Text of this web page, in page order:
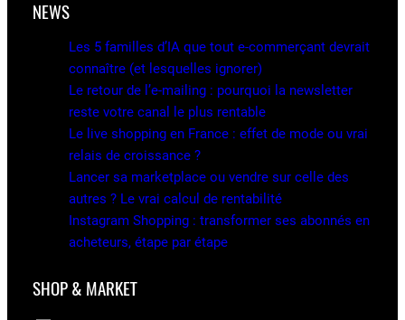
NEWS
Les 5 familles d’IA que tout e-commerçant devrait
connaître (et lesquelles ignorer)
Le retour de l’e-mailing : pourquoi la newsletter
reste votre canal le plus rentable
Le live shopping en France : effet de mode ou vrai
relais de croissance ?
Lancer sa marketplace ou vendre sur celle des
autres ? Le vrai calcul de rentabilité
Instagram Shopping : transformer ses abonnés en
acheteurs, étape par étape
SHOP & MARKET